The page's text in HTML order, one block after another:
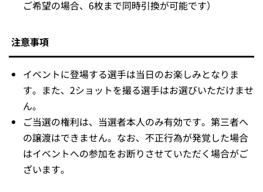
ご希望の場合、6枚まで同時引換が可能です）
注意事項
イベントに登場する選手は当日のお楽しみとなりま
す。また、2ショットを撮る選手はお選びいただけませ
ん。
ご当選の権利は、当選者本人のみ有効です。第三者へ
の譲渡はできません。なお、不正行為が発覚した場合
はイベントへの参加をお断りさせていただく場合がご
ざいます。